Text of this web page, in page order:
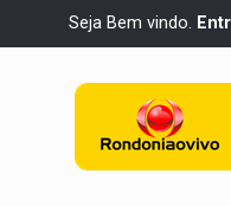
Seja Bem vindo.